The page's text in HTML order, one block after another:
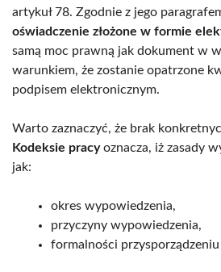
artykuł 78. Zgodnie z jego
oświadczenie złożone w formie
samą moc prawną jak dokument w
warunkiem, że zostanie opatrzone
podpisem elektronicznym.
Warto zaznaczyć, że brak
Kodeksie pracyoznacza, iż zasady
jak:
okres wypowiedzenia,
przyczyny wypowiedzenia,
formalności